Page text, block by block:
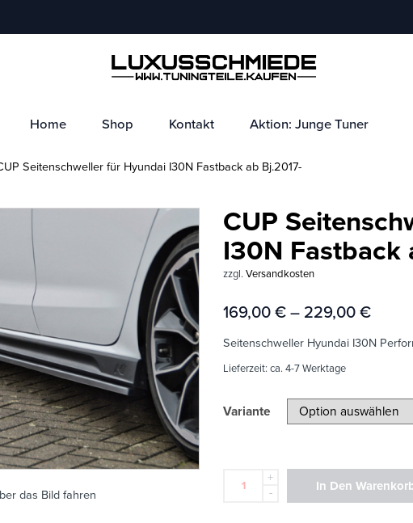
Home Shop Kontakt Aktion: Junge Tuner
Seitenschweller für Hyundai I30N Fastback ab Bj.2017-
das Bild fahren
CUP
I30N Fastback
zzgl. Versandkosten
169,00 € – 229,00 €
Seitenschweller Hyundai I30N
Lieferzeit: ca. 4-7 Werktage
Variante
+
-
In Den